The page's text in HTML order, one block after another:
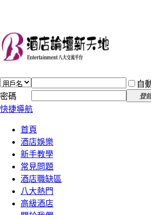
自
密碼
登
快捷導航
首頁
酒店娛樂
新手教學
常見問題
酒店職缺區
八大熱門
高級酒店